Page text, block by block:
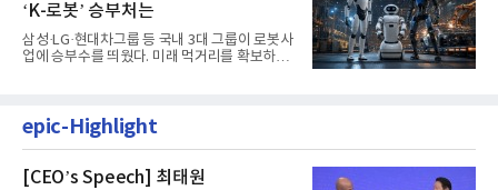
‘K-로봇’ 승부처는
삼성·LG·현대차그룹 등 국내 3대 그룹이 로봇사
업에 승부수를 띄웠다. 미래 먹거리를 확보하기
epic-Highlight
[CEO’s Speech] 최태원